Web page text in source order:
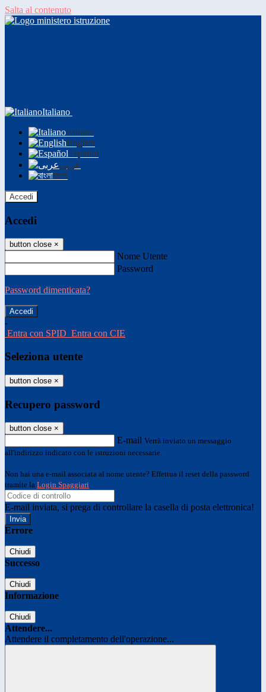
Salta al contenuto
Italiano
Italiano
English
Español
عربى
বাংলা
Accedi
Accedi
button close ×
Nome Utente
Password
Password dimenticata?
-
Entra con SPID Entra con CIE
Seleziona utente
button close ×
Recupero password
button close ×
E-mail Verrà inviato un messaggio
all'indirizzo indicato con le istruzioni necessarie.
Non hai una e-mail associata al nome utente? Effettua il reset della password
tramite la Login Spaggiari
E-mail inviata, si prega di controllare la casella di posta elettronica!
Errore
Chiudi
Successo
Chiudi
Informazione
Chiudi
Attendere...
Attendere il completamento dell'operazione...